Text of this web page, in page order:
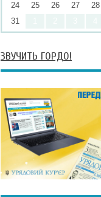
24
25 26 27 28
31
ЗВУЧИТЬ ГОРДО!